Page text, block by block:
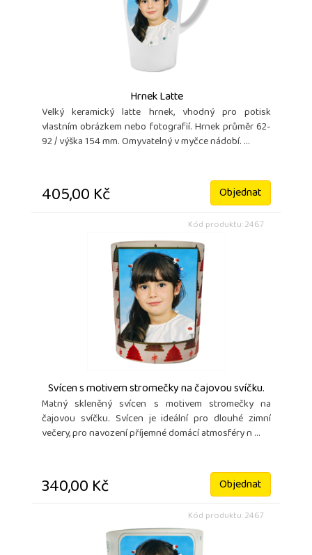
Hrnek Latte
Velký keramický latte hrnek, vhodný pro potisk
vlastním obrázkem nebo fotografií. Hrnek průměr 62-
92 / výška 154 mm. Omyvatelný v myčce nádobí. ...
405,00 Kč Objednat
Kód produktu: 2467
Svícen s motivem stromečky na čajovou svíčku.
Matný skleněný svícen s motivem stromečky na
čajovou svíčku. Svícen je ideální pro dlouhé zimní
večery, pro navození příjemné domácí atmosféry n ...
340,00 Kč Objednat
Kód produktu: 2467